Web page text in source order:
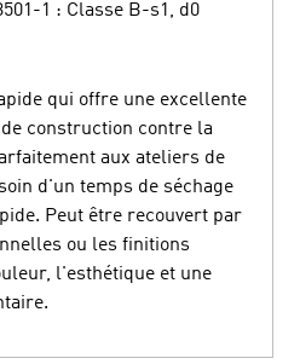
1 : Classe B-s1, d0
qui offre une excellente
construction contre la
aux ateliers de
d'un temps de séchage
Peut être recouvert par
ou les finitions
l'esthétique et une